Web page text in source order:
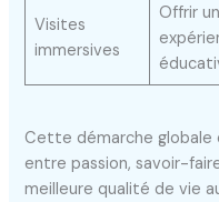
Visites
immersives
Offrir
Cette démarche globale
entre passion, savoir-
meilleure qualité de vie